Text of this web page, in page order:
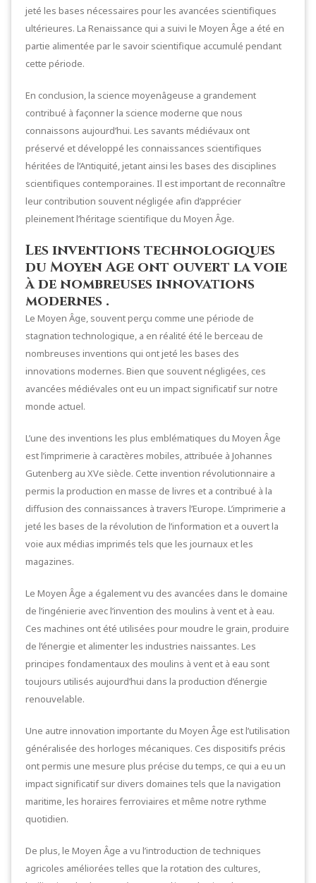
jeté les bases nécessaires pour les avancées scientifiques
ultérieures. La Renaissance qui a suivi le Moyen Âge a été en
partie alimentée par le savoir scientifique accumulé pendant
cette période.
En conclusion, la science moyenâgeuse a grandement
contribué à façonner la science moderne que nous
connaissons aujourd’hui. Les savants médiévaux ont
préservé et développé les connaissances scientifiques
héritées de l’Antiquité, jetant ainsi les bases des disciplines
scientifiques contemporaines. Il est important de reconnaître
leur contribution souvent négligée afin d’apprécier
pleinement l’héritage scientifique du Moyen Âge.
Les inventions technologiques
du Moyen Age ont ouvert la voie
à de nombreuses innovations
modernes .
Le Moyen Âge, souvent perçu comme une période de
stagnation technologique, a en réalité été le berceau de
nombreuses inventions qui ont jeté les bases des
innovations modernes. Bien que souvent négligées, ces
avancées médiévales ont eu un impact significatif sur notre
monde actuel.
L’une des inventions les plus emblématiques du Moyen Âge
est l’imprimerie à caractères mobiles, attribuée à Johannes
Gutenberg au XVe siècle. Cette invention révolutionnaire a
permis la production en masse de livres et a contribué à la
diffusion des connaissances à travers l’Europe. L’imprimerie a
jeté les bases de la révolution de l’information et a ouvert la
voie aux médias imprimés tels que les journaux et les
magazines.
Le Moyen Âge a également vu des avancées dans le domaine
de l’ingénierie avec l’invention des moulins à vent et à eau.
Ces machines ont été utilisées pour moudre le grain, produire
de l’énergie et alimenter les industries naissantes. Les
principes fondamentaux des moulins à vent et à eau sont
toujours utilisés aujourd’hui dans la production d’énergie
renouvelable.
Une autre innovation importante du Moyen Âge est l’utilisation
généralisée des horloges mécaniques. Ces dispositifs précis
ont permis une mesure plus précise du temps, ce qui a eu un
impact significatif sur divers domaines tels que la navigation
maritime, les horaires ferroviaires et même notre rythme
quotidien.
De plus, le Moyen Âge a vu l’introduction de techniques
agricoles améliorées telles que la rotation des cultures,